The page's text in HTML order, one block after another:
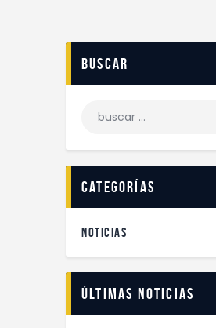
buscar
categorías
NOTICIAS
Últimas noticias